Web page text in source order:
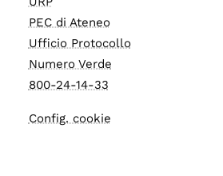
PEC di Ateneo
Ufficio Protocollo
Numero Verde
800-24-14-33
Config. cookie